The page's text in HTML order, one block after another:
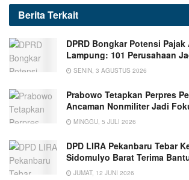
BeritaTerkait
DPRD Bongkar Potensi Pajak
Lampung: 101 Perusahaan
SENIN, 3 AGUSTUS 2026
Prabowo Tetapkan Perpres
Ancaman Nonmiliter Jadi
MINGGU, 5 JULI 2026
DPD LIRA Pekanbaru Tebar
Sidomulyo Barat Terima
JUMAT, 12 JUNI 2026